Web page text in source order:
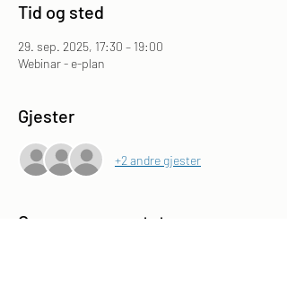
Tid og sted
29. sep. 2025, 17:30 – 19:00
Webinar - e-plan
Gjester
+2 andre gjester
Om arrangementet